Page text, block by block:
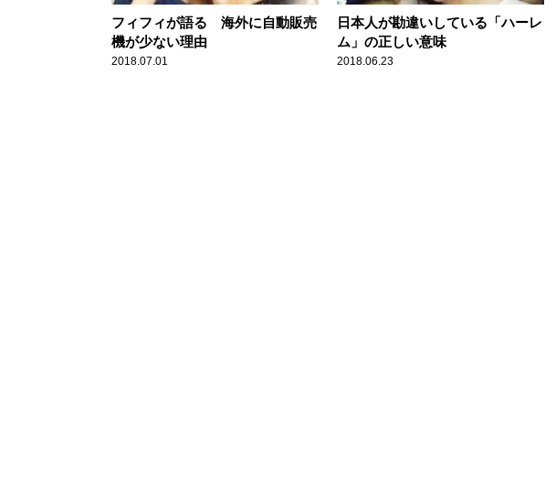
フィフィが語る 海外に自動販売
機が少ない理由
2018.07.01
日本人が勘違いしている「ハーレ
ム」の正しい意味
2018.06.23